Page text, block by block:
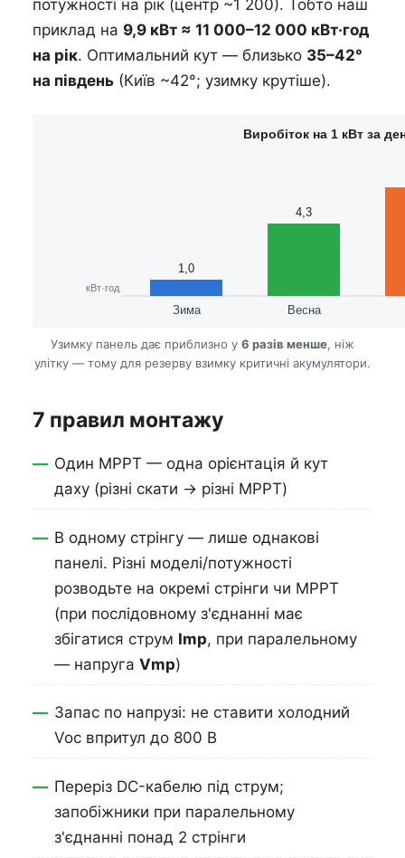
потужності на рік (центр ~1 200). Тобто наш
приклад на 9,9 кВт ≈ 11 000–12 000 кВт·год
на рік. Оптимальний кут — близько 35–42°
на південь (Київ ~42°; узимку крутіше).
Виробіток на 1 кВт за
1,0
Зима
4,3
Весна
кВт·год
Узимку панель дає приблизно у 6 разів менше, ніж
улітку — тому для резерву взимку критичні акумулятори.
7 правил монтажу
Один MPPT — одна орієнтація й кут
даху (різні скати → різні MPPT)
В одному стрінгу — лише однакові
панелі. Різні моделі/потужності
розводьте на окремі стрінги чи MPPT
(при послідовному з'єднанні має
збігатися струм Imp, при паралельному
— напруга Vmp)
Запас по напрузі: не ставити холодний
Voc впритул до 800 В
Переріз DC-кабелю під струм;
запобіжники при паралельному
з'єднанні понад 2 стрінги